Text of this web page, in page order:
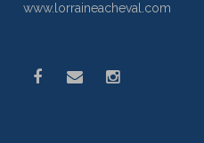
www.lorraineacheval.com